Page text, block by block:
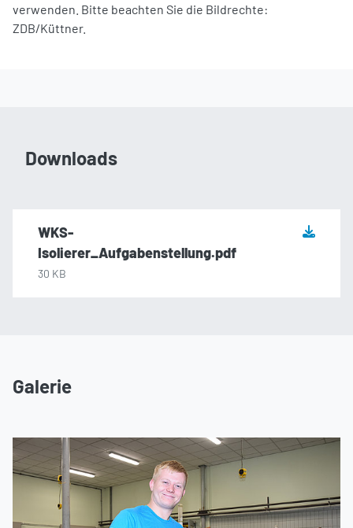
verwenden. Bitte beachten Sie die Bildrechte:
ZDB/Küttner.
Downloads
WKS-
Isolierer_Aufgabenstellung.pdf
30 KB
Galerie